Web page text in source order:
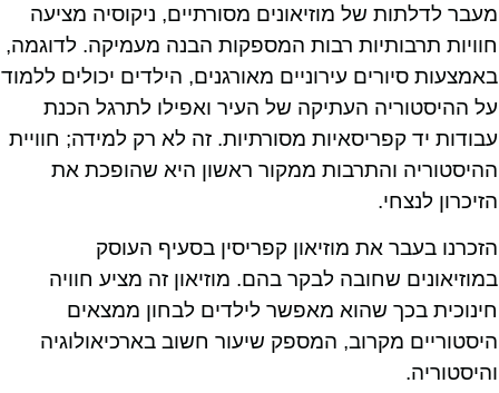
מעבר לדלתות של מוזיאונים מסורתיים, ניקוסיה מציעה
חוויות תרבותיות רבות המספקות הבנה מעמיקה. לדוגמה,
באמצעות סיורים עירוניים מאורגנים, הילדים יכולים ללמוד
על ההיסטוריה העתיקה של העיר ואפילו לתרגל הכנת
עבודות יד קפריסאיות מסורתיות. זה לא רק למידה; חוויית
ההיסטוריה והתרבות ממקור ראשון היא שהופכת את
הזיכרון לנצחי.
הזכרנו בעבר את מוזיאון קפריסין בסעיף העוסק
במוזיאונים שחובה לבקר בהם. מוזיאון זה מציע חוויה
חינוכית בכך שהוא מאפשר לילדים לבחון ממצאים
היסטוריים מקרוב, המספק שיעור חשוב בארכיאולוגיה
והיסטוריה.